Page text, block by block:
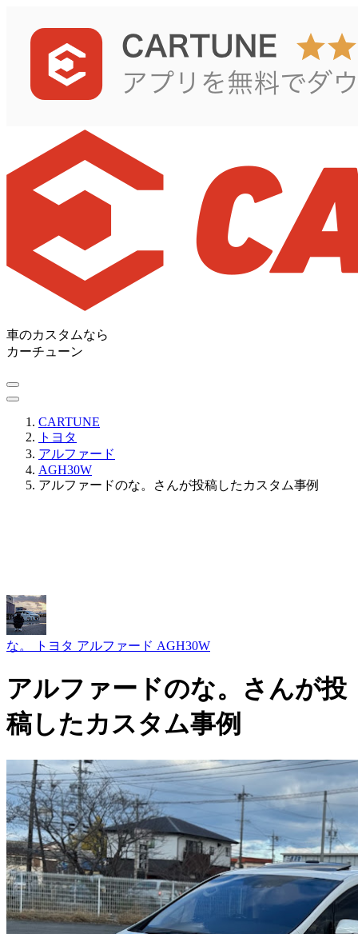
車のカスタムなら
カーチューン
CARTUNE
トヨタ
アルファード
AGH30W
アルファードのな。さんが投稿したカスタム事例
な。 トヨタ アルファード AGH30W
アルファードのな。さんが投
稿したカスタム事例